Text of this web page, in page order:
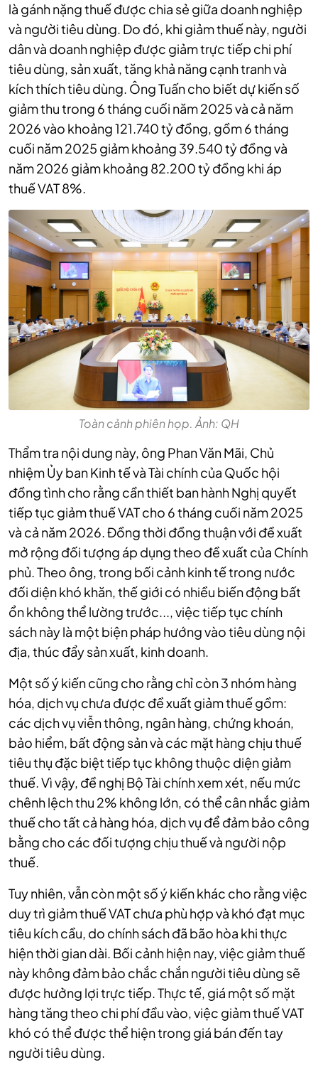
là gánh nặng thuế được chia sẻ giữa doanh nghiệp
và người tiêu dùng. Do đó, khi giảm thuế này, người
dân và doanh nghiệp được giảm trực tiếp chi phí
tiêu dùng, sản xuất, tăng khả năng cạnh tranh và
kích thích tiêu dùng. Ông Tuấn cho biết dự kiến số
giảm thu trong 6 tháng cuối năm 2025 và cả năm
2026 vào khoảng 121.740 tỷ đồng, gồm 6 tháng
cuối năm 2025 giảm khoảng 39.540 tỷ đồng và
năm 2026 giảm khoảng 82.200 tỷ đồng khi áp
thuế VAT 8%.
Toàn cảnh phiên họp. Ảnh: QH
Thẩm tra nội dung này, ông Phan Văn Mãi, Chủ
nhiệm Ủy ban Kinh tế và Tài chính của Quốc hội
đồng tình cho rằng cần thiết ban hành Nghị quyết
tiếp tục giảm thuế VAT cho 6 tháng cuối năm 2025
và cả năm 2026. Đồng thời đồng thuận với đề xuất
mở rộng đối tượng áp dụng theo đề xuất của Chính
phủ. Theo ông, trong bối cảnh kinh tế trong nước
đối diện khó khăn, thế giới có nhiều biến động bất
ổn không thể lường trước..., việc tiếp tục chính
sách này là một biện pháp hướng vào tiêu dùng nội
địa, thúc đẩy sản xuất, kinh doanh.
Một số ý kiến cũng cho rằng chỉ còn 3 nhóm hàng
hóa, dịch vụ chưa được đề xuất giảm thuế gồm:
các dịch vụ viễn thông, ngân hàng, chứng khoán,
bảo hiểm, bất động sản và các mặt hàng chịu thuế
tiêu thụ đặc biệt tiếp tục không thuộc diện giảm
thuế. Vì vậy, đề nghị Bộ Tài chính xem xét, nếu mức
chênh lệch thu 2% không lớn, có thể cân nhắc giảm
thuế cho tất cả hàng hóa, dịch vụ để đảm bảo công
bằng cho các đối tượng chịu thuế và người nộp
thuế.
Tuy nhiên, vẫn còn một số ý kiến khác cho rằng việc
duy trì giảm thuế VAT chưa phù hợp và khó đạt mục
tiêu kích cầu, do chính sách đã bão hòa khi thực
hiện thời gian dài. Bối cảnh hiện nay, việc giảm thuế
này không đảm bảo chắc chắn người tiêu dùng sẽ
được hưởng lợi trực tiếp. Thực tế, giá một số mặt
hàng tăng theo chi phí đầu vào, việc giảm thuế VAT
khó có thể được thể hiện trong giá bán đến tay
người tiêu dùng.